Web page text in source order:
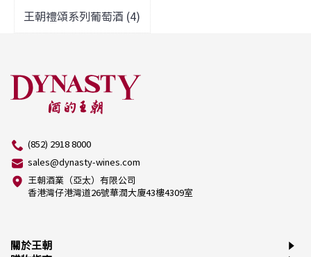
王朝禮頌系列葡萄酒 (4)
(852) 2918 8000
sales@dynasty-wines.com
王朝酒業（亞太）有限公司
香港灣仔港灣道26號華潤大廈43樓4309室
關於王朝